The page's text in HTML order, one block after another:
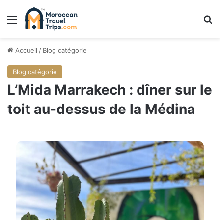
Menu
Accueil / Blog catégorie
Blog catégorie
L’Mida Marrakech : dîner sur le
toit au-dessus de la Médina